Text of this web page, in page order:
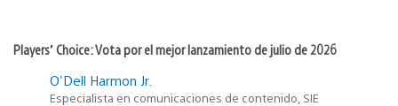
Players’ Choice: Vota por el mejor lanzamiento de julio de 2026
O'Dell Harmon Jr.
Especialista en comunicaciones de contenido, SIE